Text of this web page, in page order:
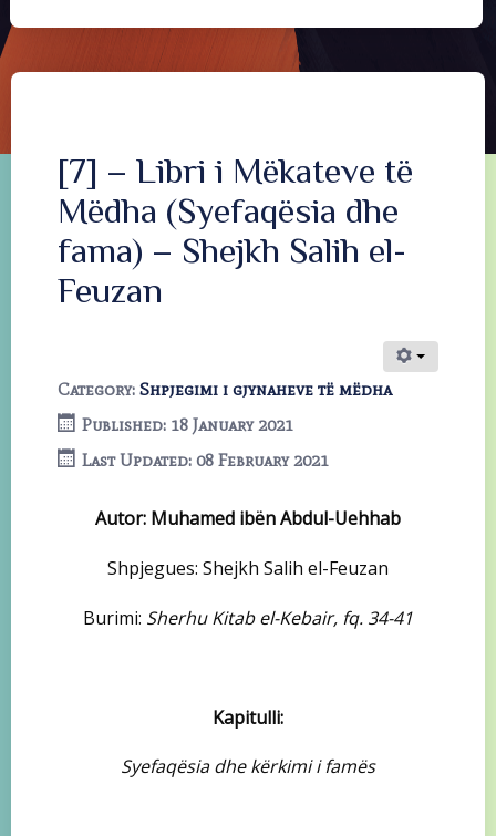
[7] – Libri i Mëkateve të
Mëdha (Syefaqësia dhe
fama) – Shejkh Salih el-
Feuzan
Category: Shpjegimi i gjynaheve të mëdha
Published: 18 January 2021
Last Updated: 08 February 2021
Autor: Muhamed ibën Abdul-Uehhab
Shpjegues: Shejkh Salih el-Feuzan
Burimi: Sherhu Kitab el-Kebair, fq. 34-41
Kapitulli:
Syefaqësia dhe kërkimi i famës